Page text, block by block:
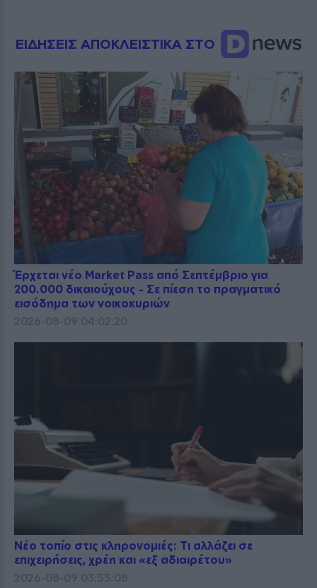
ΕΙΔΗΣΕΙΣ ΑΠΟΚΛΕΙΣΤΙΚΑ ΣΤΟ
Έρχεται νέο Market Pass από Σεπτέμβριο για
200.000 δικαιούχους - Σε πίεση το πραγματικό
εισόδημα των νοικοκυριών
2026-08-09 04:02:20
Νέο τοπίο στις κληρονομιές: Τι αλλάζει σε
επιχειρήσεις, χρέη και «εξ αδιαιρέτου»
2026-08-09 03:55:08